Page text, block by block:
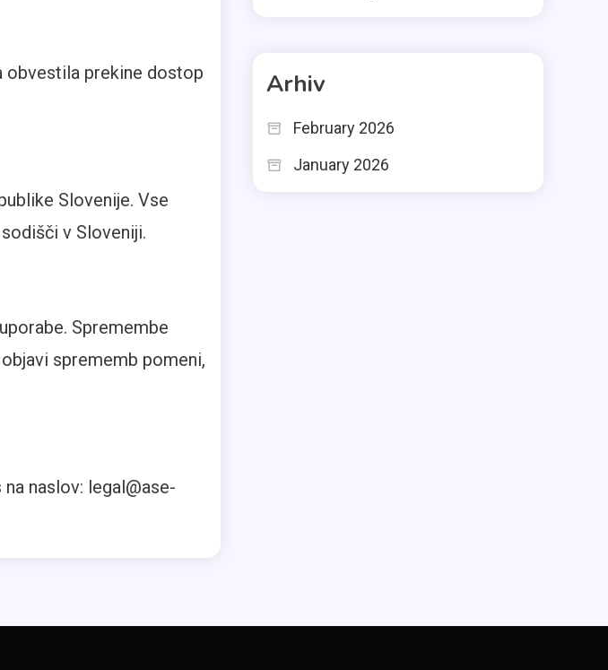
obvestila prekine dostop
Slovenije. Vse
v Sloveniji.
Spremembe
sprememb pomeni,
naslov: legal@ase-
Arhiv
February 2026
January 2026